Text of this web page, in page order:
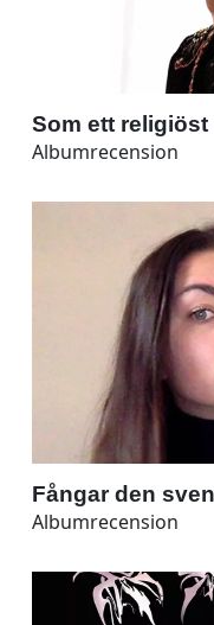
Som ett
Albumrecension
Fångar den
Albumrecension